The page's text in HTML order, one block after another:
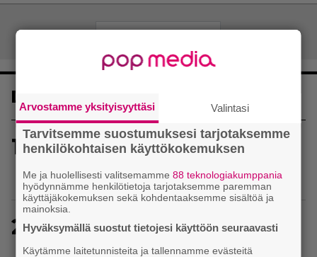
Artikkelien
Luetuimmat
1
Uusi PS Plus -seikkailupeli on saanut
huippuarvostelut – saapui heti julkaisupäivänään
tilaajien saataville
2
Baldur’s Gate 3 -kehittäjä julkaisi pelin
Arvostamme yksityisyyttäsi Valintasi
Tarvitsemme suostumuksesi tarjotaksemme
henkilökohtaisen käyttökokemuksen
Me ja huolellisesti valitsemamme88 teknologiakumppania
hyödynnämme henkilötietoja tarjotaksemme paremman
käyttäjäkokemuksen sekä kohdentaaksemme sisältöä ja
mainoksia.
Hyväksymällä suostut tietojesi käyttöön seuraavasti
Käytämme laitetunnisteita ja tallennamme evästeitä